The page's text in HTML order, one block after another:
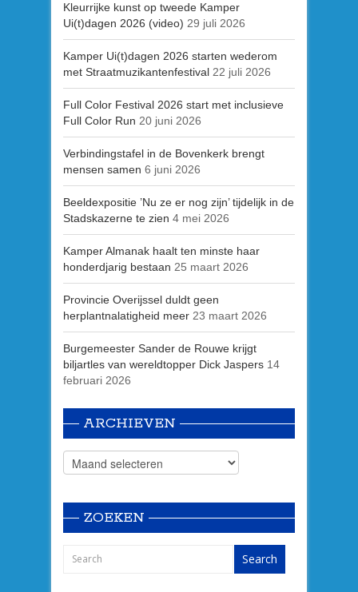
Kleurrijke kunst op tweede Kamper
Ui(t)dagen 2026 (video) 29 juli 2026
Kamper Ui(t)dagen 2026 starten wederom
met Straatmuzikantenfestival 22 juli 2026
Full Color Festival 2026 start met inclusieve
Full Color Run 20 juni 2026
Verbindingstafel in de Bovenkerk brengt
mensen samen 6 juni 2026
Beeldexpositie ’Nu ze er nog zijn’ tijdelijk in de
Stadskazerne te zien 4 mei 2026
Kamper Almanak haalt ten minste haar
honderdjarig bestaan 25 maart 2026
Provincie Overijssel duldt geen
herplantnalatigheid meer 23 maart 2026
Burgemeester Sander de Rouwe krijgt
biljartles van wereldtopper Dick Jaspers 14
februari 2026
ARCHIEVEN
ZOEKEN